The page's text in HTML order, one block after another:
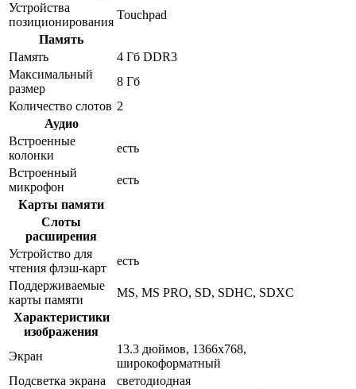
Устройства
позиционирования
Touchpad
Память
Память
4 Гб DDR3
Максимальный
размер
8 Гб
Количество слотов 2
Аудио
Встроенные
колонки
есть
Встроенный
микрофон
есть
Карты памяти
Слоты
расширения
Устройство для
чтения флэш-карт
есть
Поддерживаемые
карты памяти
MS, MS PRO, SD, SDHC, SDXC
Характеристики
изображения
Экран
13.3 дюймов, 1366x768,
широкоформатный
Подсветка экрана
светодиодная